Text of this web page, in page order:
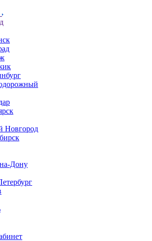
Новгород
Дону